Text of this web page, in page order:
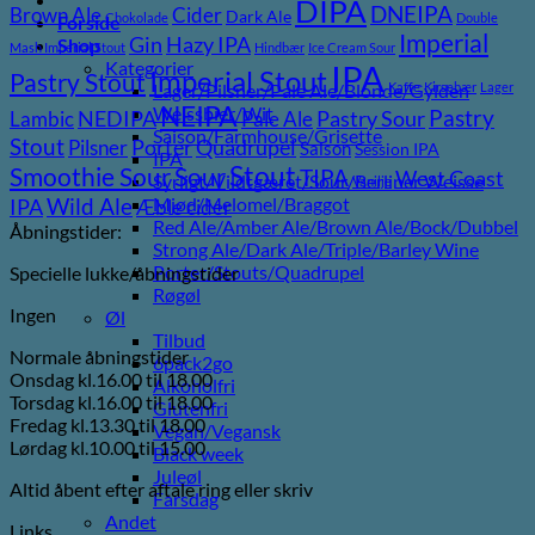
Forside
Shop
Kategorier
Lager/Pilsner/Pale Ale/Blonde/Gylden
Weissbier/Wit
Saison/Farmhouse/Grisette
IPA
Syrligt/Vildtgæret/Sour/Berliner Weisse
Mjød/Melomel/Braggot
Red Ale/Amber Ale/Brown Ale/Bock/Dubbel
Strong Ale/Dark Ale/Triple/Barley Wine
Porter/Stouts/Quadrupel
Røgøl
Øl
Tilbud
6pack2go
Alkoholfri
Glutenfri
Vegan/Vegansk
Black week
Juleøl
Farsdag
Andet
Brown Ale Chokolade Cider Dark Ale DIPA DNEIPA Double
Mash Imperial Stout Gin Hazy IPA Hindbær Ice Cream Sour Imperial
Pastry StoutImperial StoutIPA Kaffe Kirsebær Lager
Lambic NEDIPANEIPAPale Ale Pastry Sour Pastry
Stout Pilsner PorterQuadrupelSaisonSession IPA
Smoothie SourSourStoutTIPA Vanilje West Coast
IPAWild Ale Æble cider
Åbningstider:
Specielle lukke/åbningstider
Ingen
Normale åbningstider
Onsdag kl.16.00 til 18.00
Torsdag kl.16.00 til 18.00
Fredag kl.13.30 til 18.00
Lørdag kl.10.00 til 15.00
Altid åbent efter aftale ring eller skriv